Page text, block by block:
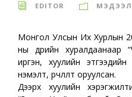
EDITOR
Монгол Улсын Их Хурлын
ны өдрийн хуралдаанаар
иргэн, хуулийн
нэмэлт, өөрчлөлт оруулсан.
Дээрх хуулийн